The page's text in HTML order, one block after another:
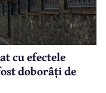
cu efectele
doborâți de